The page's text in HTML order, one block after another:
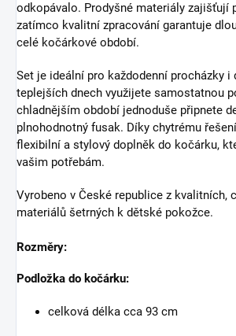
odkopávalo. Prodyšné materiály zajišťují
zatímco kvalitní zpracování garantuje
celé kočárkové období.
Set je ideální pro každodenní procházky i
teplejších dnech využijete samostatnou
chladnějším období jednoduše připnete
plnohodnotný fusak. Díky chytrému
flexibilní a stylový doplněk do kočárku,
vašim potřebám.
Vyrobeno v České republice z kvalitních,
materiálů šetrných k dětské pokožce.
Rozměry:
Podložka do kočárku:
celková délka cca 93 cm